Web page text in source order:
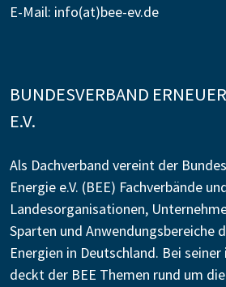
E-Mail: info(at)bee-ev.de
BUNDESVERBAND
E.V.
Als Dachverband vereint der
Energie e.V. (BEE) Fachverbände
Landesorganisationen,
Sparten und Anwendungsbereiche
Energien in Deutschland. Bei
deckt der BEE Themen rund um